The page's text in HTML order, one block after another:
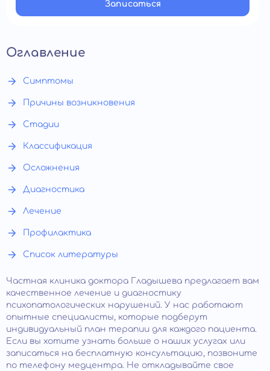
Записатьcя
Оглавление
Симптомы
Причины возникновения
Стадии
Классификация
Осложнения
Диагностика
Лечение
Профилактика
Список литературы
Частная клиника доктора Гладышева предлагает вам
качественное лечение и диагностику
психопатологических нарушений. У нас работают
опытные специалисты, которые подберут
индивидуальный план терапии для каждого пациента.
Если вы хотите узнать больше о наших услугах или
записаться на бесплатную консультацию, позвоните
по телефону медцентра. Не откладывайте свое